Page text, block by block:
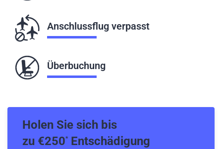
Anschlussflug verpasst
Überbuchung
Holen Sie sich bis
zu €250*Entschädigung